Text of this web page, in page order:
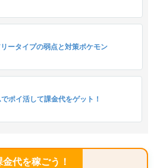
ータイプの弱点と対策ポケモン
ポイ活して課金代をゲット！
代を稼ごう！